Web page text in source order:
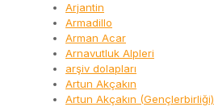
Arjantin
Armadillo
Arman Acar
Arnavutluk Alpleri
arşiv dolapları
Artun Akçakın
Artun Akçakın (Gençlerbirliği)